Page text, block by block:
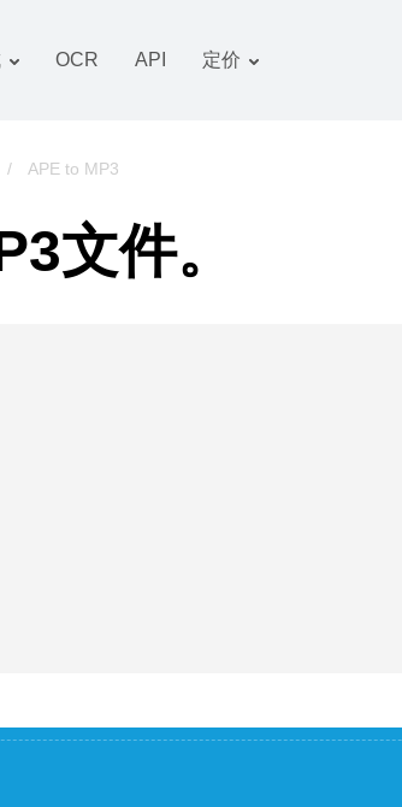
图像 转换器
书籍 转换器
OCR API 定价
/ APE to MP3
文件。